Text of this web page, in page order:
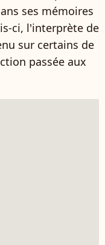
ses mémoires
ci, l'interprète de
sur certains de
passée aux